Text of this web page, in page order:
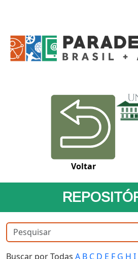
Voltar
Buscar por Todas A B C D E F G H I